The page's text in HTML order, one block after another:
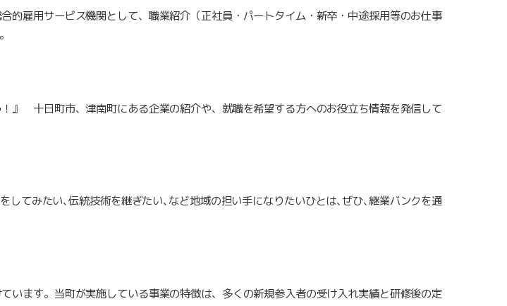
的雇用サービス機関として、職業紹介（正社員・パートタイム・新卒・中途採用等のお仕事
』 十日町市、津南町にある企業の紹介や、就職を希望する方へのお役立ち情報を発信して
てみたい､伝統技術を継ぎたい､など地域の担い手になりたいひとは､ぜひ､継業バンクを通
ます。当町が実施している事業の特徴は、多くの新規参入者の受け入れ実績と研修後の定